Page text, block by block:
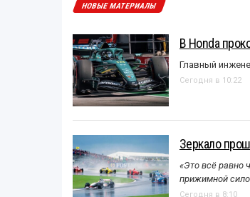
НОВЫЕ МАТЕРИАЛЫ
В Honda
Главный
Сегодня в 10:22
Зеркало
«Это всё равно
прижимной
Сегодня в 8:10